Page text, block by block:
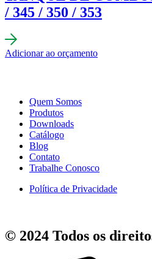
/ 345 / 350 / 353
Adicionar ao orçamento
Quem Somos
Produtos
Downloads
Catálogo
Blog
Contato
Trabalhe Conosco
Política de Privacidade
© 2024 Todos os